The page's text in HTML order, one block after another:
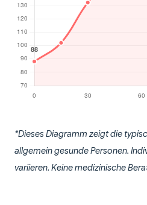
*Dieses Diagramm zeigt die
allgemein gesunde Personen.
variieren. Keine medizinische